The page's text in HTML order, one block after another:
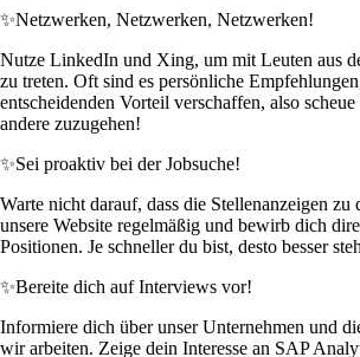
✨Netzwerken, Netzwerken, Netzwerken!
Nutze LinkedIn und Xing, um mit Leuten aus
zu treten. Oft sind es persönliche
entscheidenden Vorteil verschaffen, also
andere zuzugehen!
✨Sei proaktiv bei der Jobsuche!
Warte nicht darauf, dass die Stellenanzeigen zu
unsere Website regelmäßig und bewirb dich
Positionen. Je schneller du bist, desto besser
✨Bereite dich auf Interviews vor!
Informiere dich über unser Unternehmen und
wir arbeiten. Zeige dein Interesse an SAP